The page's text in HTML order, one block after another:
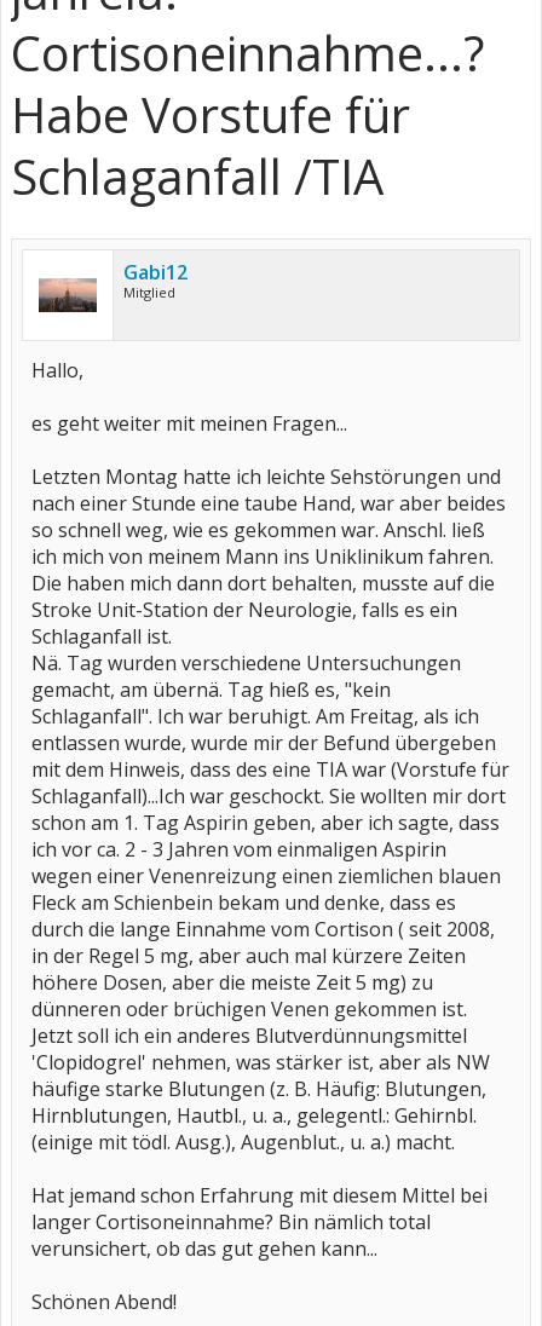
Cortisoneinnahme...?
Habe Vorstufe für
Schlaganfall /TIA
Gabi12
Mitglied
Hallo,
es geht weiter mit meinen Fragen...
Letzten Montag hatte ich leichte Sehstörungen und
nach einer Stunde eine taube Hand, war aber beides
so schnell weg, wie es gekommen war. Anschl. ließ
ich mich von meinem Mann ins Uniklinikum fahren.
Die haben mich dann dort behalten, musste auf die
Stroke Unit-Station der Neurologie, falls es ein
Schlaganfall ist.
Nä. Tag wurden verschiedene Untersuchungen
gemacht, am übernä. Tag hieß es, "kein
Schlaganfall". Ich war beruhigt. Am Freitag, als ich
entlassen wurde, wurde mir der Befund übergeben
mit dem Hinweis, dass des eine TIA war (Vorstufe für
Schlaganfall)...Ich war geschockt. Sie wollten mir dort
schon am 1. Tag Aspirin geben, aber ich sagte, dass
ich vor ca. 2 - 3 Jahren vom einmaligen Aspirin
wegen einer Venenreizung einen ziemlichen blauen
Fleck am Schienbein bekam und denke, dass es
durch die lange Einnahme vom Cortison ( seit 2008,
in der Regel 5 mg, aber auch mal kürzere Zeiten
höhere Dosen, aber die meiste Zeit 5 mg) zu
dünneren oder brüchigen Venen gekommen ist.
Jetzt soll ich ein anderes Blutverdünnungsmittel
'Clopidogrel' nehmen, was stärker ist, aber als NW
häufige starke Blutungen (z. B. Häufig: Blutungen,
Hirnblutungen, Hautbl., u. a., gelegentl.: Gehirnbl.
(einige mit tödl. Ausg.), Augenblut., u. a.) macht.
Hat jemand schon Erfahrung mit diesem Mittel bei
langer Cortisoneinnahme? Bin nämlich total
verunsichert, ob das gut gehen kann...
Schönen Abend!